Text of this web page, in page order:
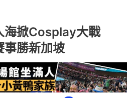
海掀Cosplay大戰
事勝新加坡